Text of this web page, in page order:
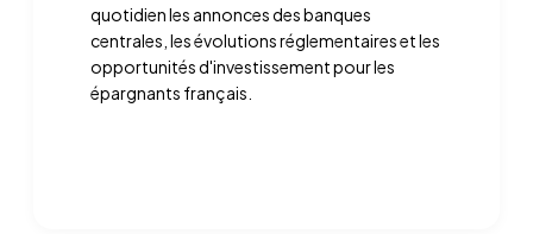
quotidien les annonces des banques
centrales, les évolutions réglementaires et les
opportunités d'investissement pour les
épargnants français.